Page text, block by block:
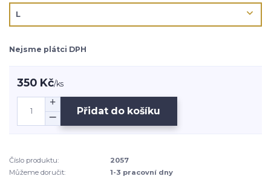
Nejsme plátci DPH
350 Kč/ks
Přidat do košíku
Číslo produktu:
2057
Můžeme doručit:
1-3 pracovní dny